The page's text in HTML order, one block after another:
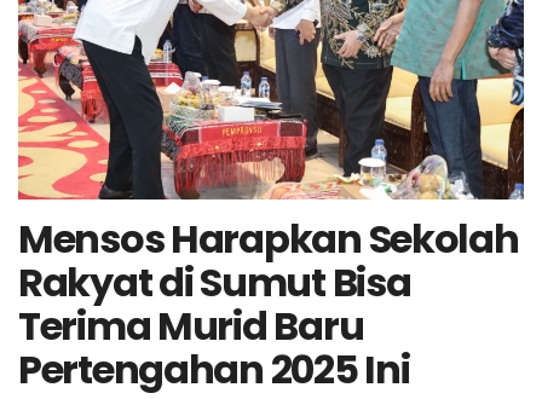
Mensos Harapkan Sekolah
Rakyat di Sumut Bisa
Terima Murid Baru
Pertengahan 2025 Ini